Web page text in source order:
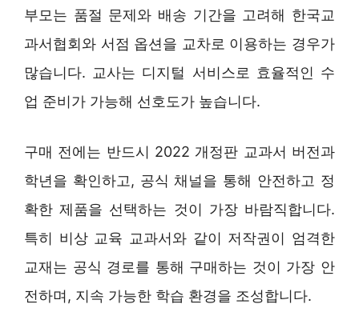
부모는 품절 문제와 배송 기간을 고려해 한국교
과서협회와 서점 옵션을 교차로 이용하는 경우가
많습니다. 교사는 디지털 서비스로 효율적인 수
업 준비가 가능해 선호도가 높습니다.
구매 전에는 반드시 2022 개정판 교과서 버전과
학년을 확인하고, 공식 채널을 통해 안전하고 정
확한 제품을 선택하는 것이 가장 바람직합니다.
특히 비상 교육 교과서와 같이 저작권이 엄격한
교재는 공식 경로를 통해 구매하는 것이 가장 안
전하며, 지속 가능한 학습 환경을 조성합니다.